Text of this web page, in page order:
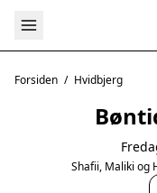
Forsiden / Hvidbjerg
Shafii, Maliki og